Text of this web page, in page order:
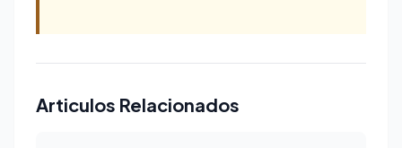
Articulos Relacionados